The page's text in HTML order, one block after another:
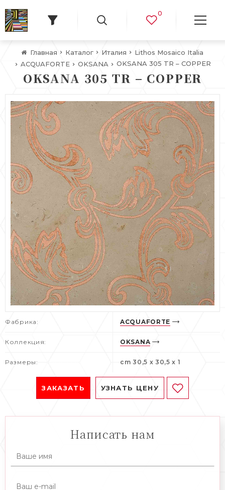
0
Главная Каталог Италия
Lithos Mosaico Italia
ACQUAFORTE
OKSANA OKSANA 305 TR – COPPER
OKSANA 305 TR – COPPER
Фабрика: ACQUAFORTE
Коллекция: OKSANA
Размеры: cm 30,5 x 30,5 x 1
ЗАКАЗАТЬ УЗНАТЬ ЦЕНУ
Написать нам